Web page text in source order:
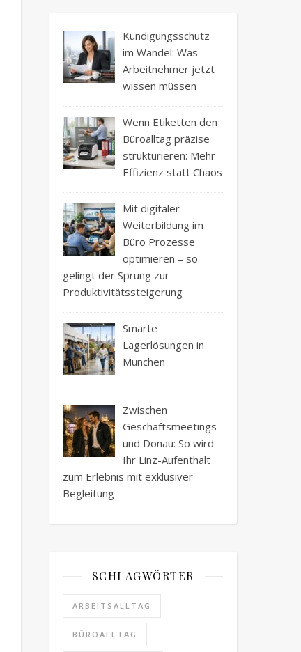
Kündigungsschutz
im Wandel: Was
Arbeitnehmer jetzt
wissen müssen
Wenn Etiketten den
Büroalltag präzise
strukturieren: Mehr
Effizienz statt Chaos
Mit digitaler
Weiterbildung im
Büro Prozesse
optimieren – so
gelingt der Sprung zur
Produktivitätssteigerung
Smarte
Lagerlösungen in
München
Zwischen
Geschäftsmeetings
und Donau: So wird
Ihr Linz-Aufenthalt
zum Erlebnis mit exklusiver
Begleitung
SCHLAGWÖRTER
ARBEITSALLTAG
BÜROALLTAG